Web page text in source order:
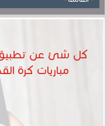
مباريات كرة